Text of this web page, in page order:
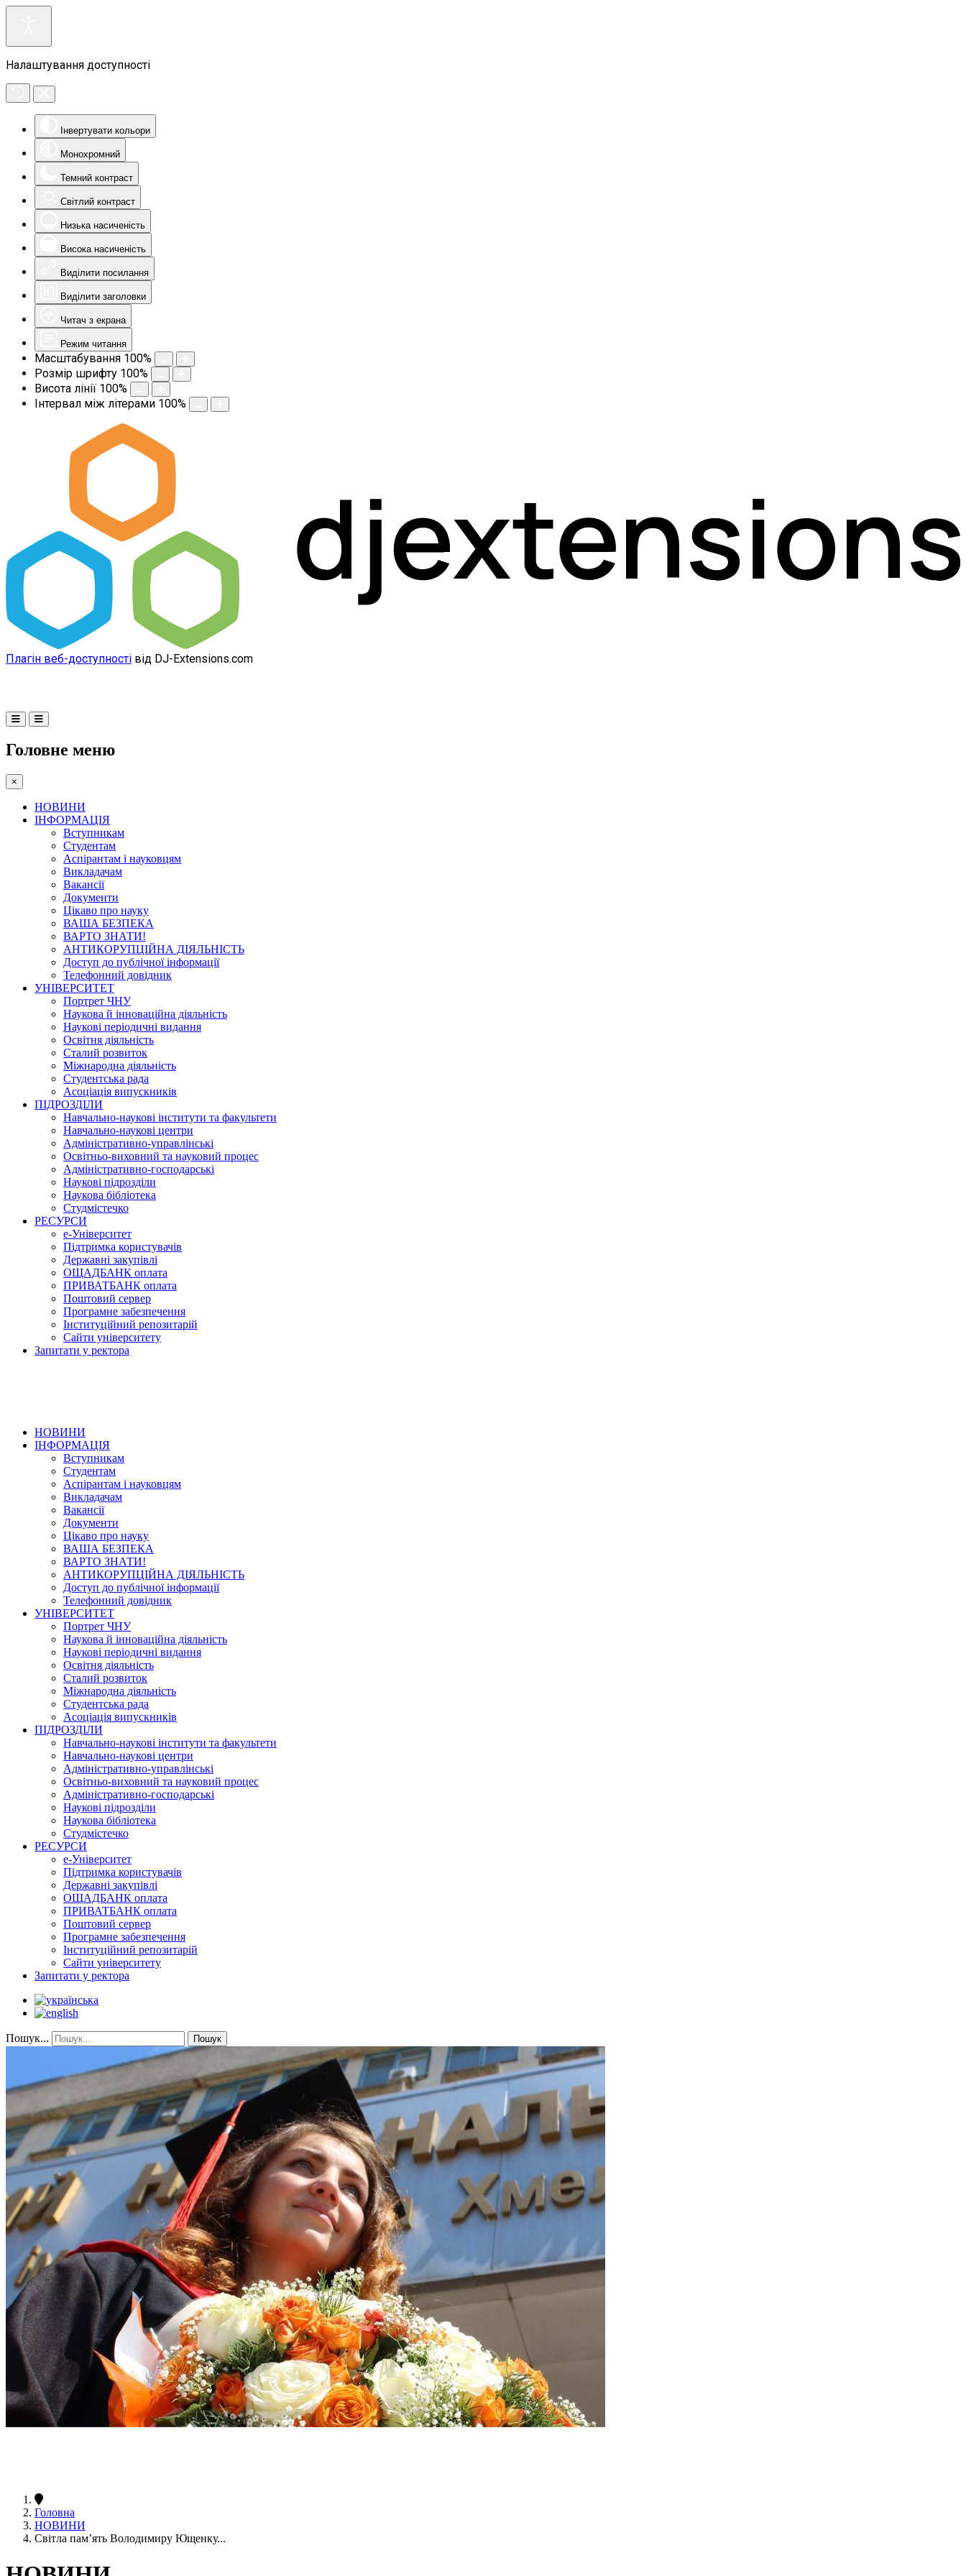
Налаштування доступності
Інвертувати кольори
Монохромний
Темний контраст
Світлий контраст
Низька насиченість
Висока насиченість
Виділити посилання
Виділити заголовки
Читач з екрана
Режим читання
Масштабування 100%
Розмір шрифту 100%
Висота лінії 100%
Інтервал між літерами 100%
Плагін веб-доступності від DJ-Extensions.com
Головне меню
×
НОВИНИ
ІНФОРМАЦІЯ
Вступникам
Студентам
Аспірантам і науковцям
Викладачам
Вакансії
Документи
Цікаво про науку
ВАША БЕЗПЕКА
ВАРТО ЗНАТИ!
АНТИКОРУПЦІЙНА ДІЯЛЬНІСТЬ
Доступ до публічної інформації
Телефонний довідник
УНІВЕРСИТЕТ
Портрет ЧНУ
Наукова й інноваційна діяльність
Наукові періодичні видання
Освітня діяльність
Сталий розвиток
Міжнародна діяльність
Студентська рада
Асоціація випускників
ПІДРОЗДІЛИ
Навчально-наукові інститути та факультети
Навчально-наукові центри
Адміністративно-управлінські
Освітньо-виховний та науковий процес
Адміністративно-господарські
Наукові підрозділи
Наукова бібліотека
Студмістечко
РЕСУРСИ
е-Університет
Підтримка користувачів
Державні закупівлі
ОЩАДБАНК оплата
ПРИВАТБАНК оплата
Поштовий сервер
Програмне забезпечення
Інституційний репозитарій
Сайти університету
Запитати у ректора
НОВИНИ
ІНФОРМАЦІЯ
Вступникам
Студентам
Аспірантам і науковцям
Викладачам
Вакансії
Документи
Цікаво про науку
ВАША БЕЗПЕКА
ВАРТО ЗНАТИ!
АНТИКОРУПЦІЙНА ДІЯЛЬНІСТЬ
Доступ до публічної інформації
Телефонний довідник
УНІВЕРСИТЕТ
Портрет ЧНУ
Наукова й інноваційна діяльність
Наукові періодичні видання
Освітня діяльність
Сталий розвиток
Міжнародна діяльність
Студентська рада
Асоціація випускників
ПІДРОЗДІЛИ
Навчально-наукові інститути та факультети
Навчально-наукові центри
Адміністративно-управлінські
Освітньо-виховний та науковий процес
Адміністративно-господарські
Наукові підрозділи
Наукова бібліотека
Студмістечко
РЕСУРСИ
е-Університет
Підтримка користувачів
Державні закупівлі
ОЩАДБАНК оплата
ПРИВАТБАНК оплата
Поштовий сервер
Програмне забезпечення
Інституційний репозитарій
Сайти університету
Запитати у ректора
Пошук... Пошук
Головна
НОВИНИ
Світла пам’ять Володимиру Ющенку...